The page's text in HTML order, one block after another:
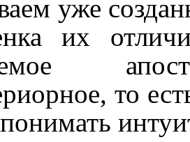
уже
их
то